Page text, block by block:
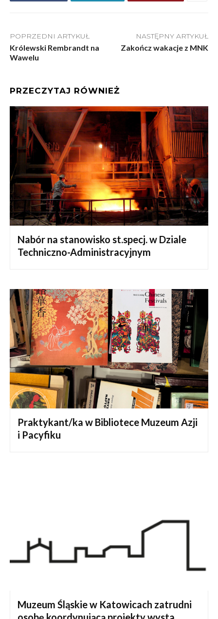
POPRZEDNI ARTYKUŁ
Królewski Rembrandt na
Wawelu
NASTĘPNY ARTYKUŁ
Zakończ wakacje z MNK
PRZECZYTAJ RÓWNIEŻ
Nabór na stanowisko st.specj. w Dziale
Techniczno-Administracyjnym
Praktykant/ka w Bibliotece Muzeum Azji
i Pacyfiku
Muzeum Śląskie w Katowicach zatrudni